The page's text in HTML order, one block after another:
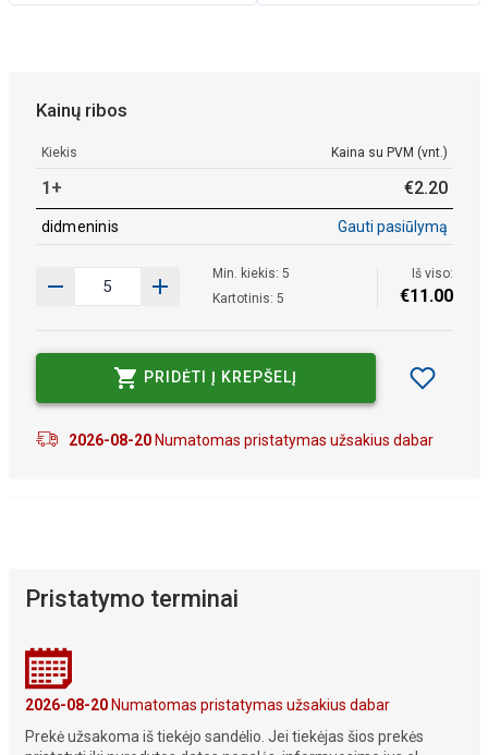
Kainų ribos
Kiekis Kaina su PVM (vnt.)
1+ €2.20
didmeninis Gauti pasiūlymą
Min. kiekis: 5
Kartotinis: 5
Iš viso:
€11.00
PRIDĖTI Į KREPŠELĮ
2026-08-20Numatomas pristatymas užsakius dabar
Pristatymo terminai
2026-08-20Numatomas pristatymas užsakius dabar
Prekė užsakoma iš tiekėjo sandėlio. Jei tiekėjas šios prekės